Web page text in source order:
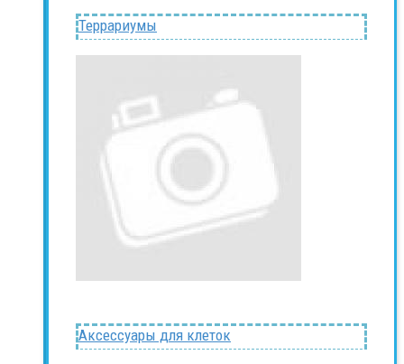
Террариумы
Аксессуары для клеток